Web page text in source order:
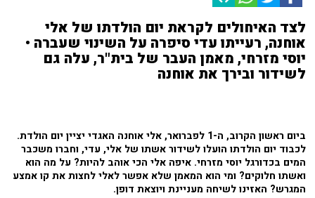
לצד האיחולים לקראת יום הולדתו של אלי
אוחנה, רעייתו עדי סיפרה על השינוי שעברה •
יוסי מזרחי, מאמן העבר של בית"ר, עלה גם
לשידור ובירך את אוחנה
ביום ראשון הקרוב, ה-1 לפברואר, אלי אוחנה האגדי יציין יום הולדת.
לכבוד יום הולדתו הועלו לשידור אשתו של אלי, עדי, וחברו משכבר
המים בכדורגל יוסי מזרחי. איפה אלי הכי אוהב להיות? על מה הוא
ואשתו חלוקים? ומי הוא המאמן שלא אפשר לאלי לחצות את קו אמצע
המגרש? האזינו לשיחה מעניינת ויוצאת דופן.